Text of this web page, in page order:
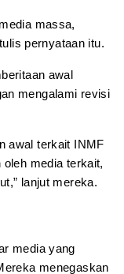
massa,
pernyataan itu.
awal
mengalami revisi
awal terkait INMF
media terkait,
lanjut mereka.
media yang
menegaskan